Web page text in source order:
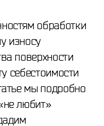
обработки
износу
поверхности
себестоимости
мы подробно
любит»